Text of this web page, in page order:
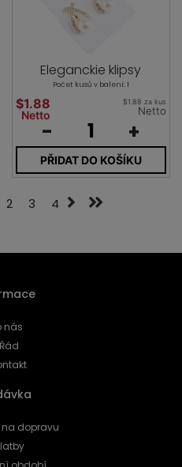
Eleganckie klipsy
Počet kusů v balení: 1
$1.88
Netto
$1.88 za kus
Netto
- +
PŘIDAT DO KOŠÍKU
2 3 4
nás
Řád
dopravu